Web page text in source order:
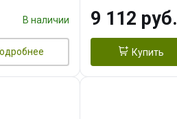
В наличии 9 112 руб.
Купить